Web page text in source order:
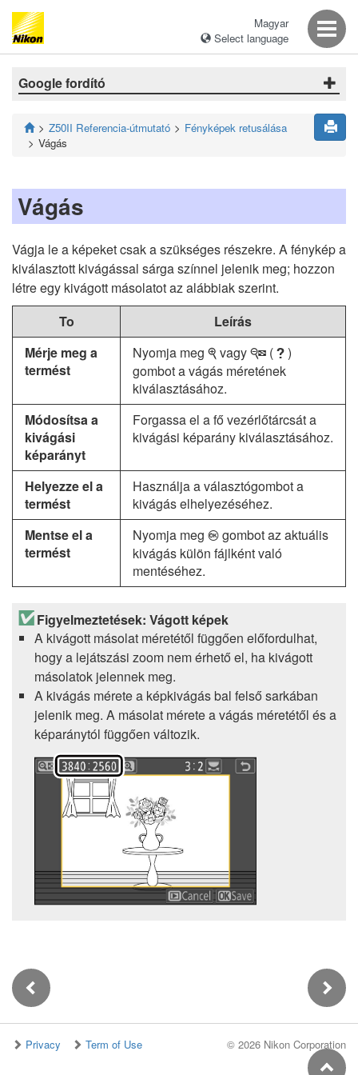
Magyar
Select language
Google fordító
Z50II Referencia-útmutató
Fényképek retusálása
Vágás
Vágás
Vágja le a képeket csak a szükséges részekre. A fénykép a
kiválasztott kivágással sárga színnel jelenik meg; hozzon
létre egy kivágott másolatot az alábbiak szerint.
To
Leírás
Mérje meg a
termést
Nyomja meg X vagy W ( Q )
gombot a vágás méretének
kiválasztásához.
Módosítsa a
kivágási
képarányt
Forgassa el a fő vezérlőtárcsát a
kivágási képarány kiválasztásához.
Helyezze el a
termést
Használja a választógombot a
kivágás elhelyezéséhez.
Mentse el a
termést
Nyomja meg J gombot az aktuális
kivágás külön fájlként való
mentéséhez.
Figyelmeztetések: Vágott képek
A kivágott másolat méretétől függően előfordulhat,
hogy a lejátszási zoom nem érhető el, ha kivágott
másolatok jelennek meg.
A kivágás mérete a képkivágás bal felső sarkában
jelenik meg. A másolat mérete a vágás méretétől és a
képaránytól függően változik.
Privacy Term of Use © 2026 Nikon Corporation